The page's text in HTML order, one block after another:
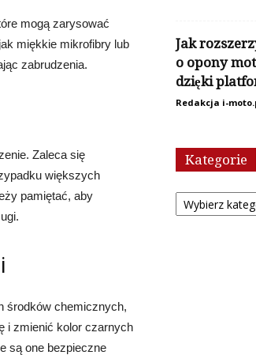
mogą zarysować
miękkie mikrofibry lub
zabrudzenia.
Zaleca się
większych
pamiętać, aby
środków chemicznych,
i zmienić kolor czarnych
są one bezpieczne
Jak
o opony
dzięki
Redakcja i-
Kategorie
Kategorie